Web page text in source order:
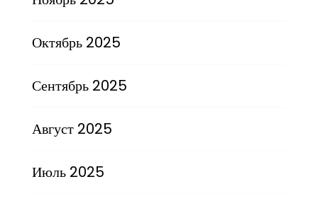
Октябрь 2025
Сентябрь 2025
Август 2025
Июль 2025